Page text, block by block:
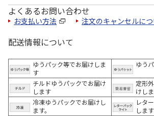
よくあるお問い合わせ
お支払い方法 注文のキャンセルに
配送情報について
ゆうパック等でお届けしま
す
ゆう
チルドゆうパックでお届け
します
定形
けし
冷凍ゆうパックでお届けし
ます。
レタ
します